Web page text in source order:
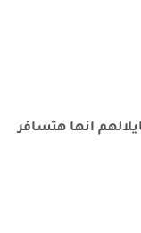
انها هتسافر